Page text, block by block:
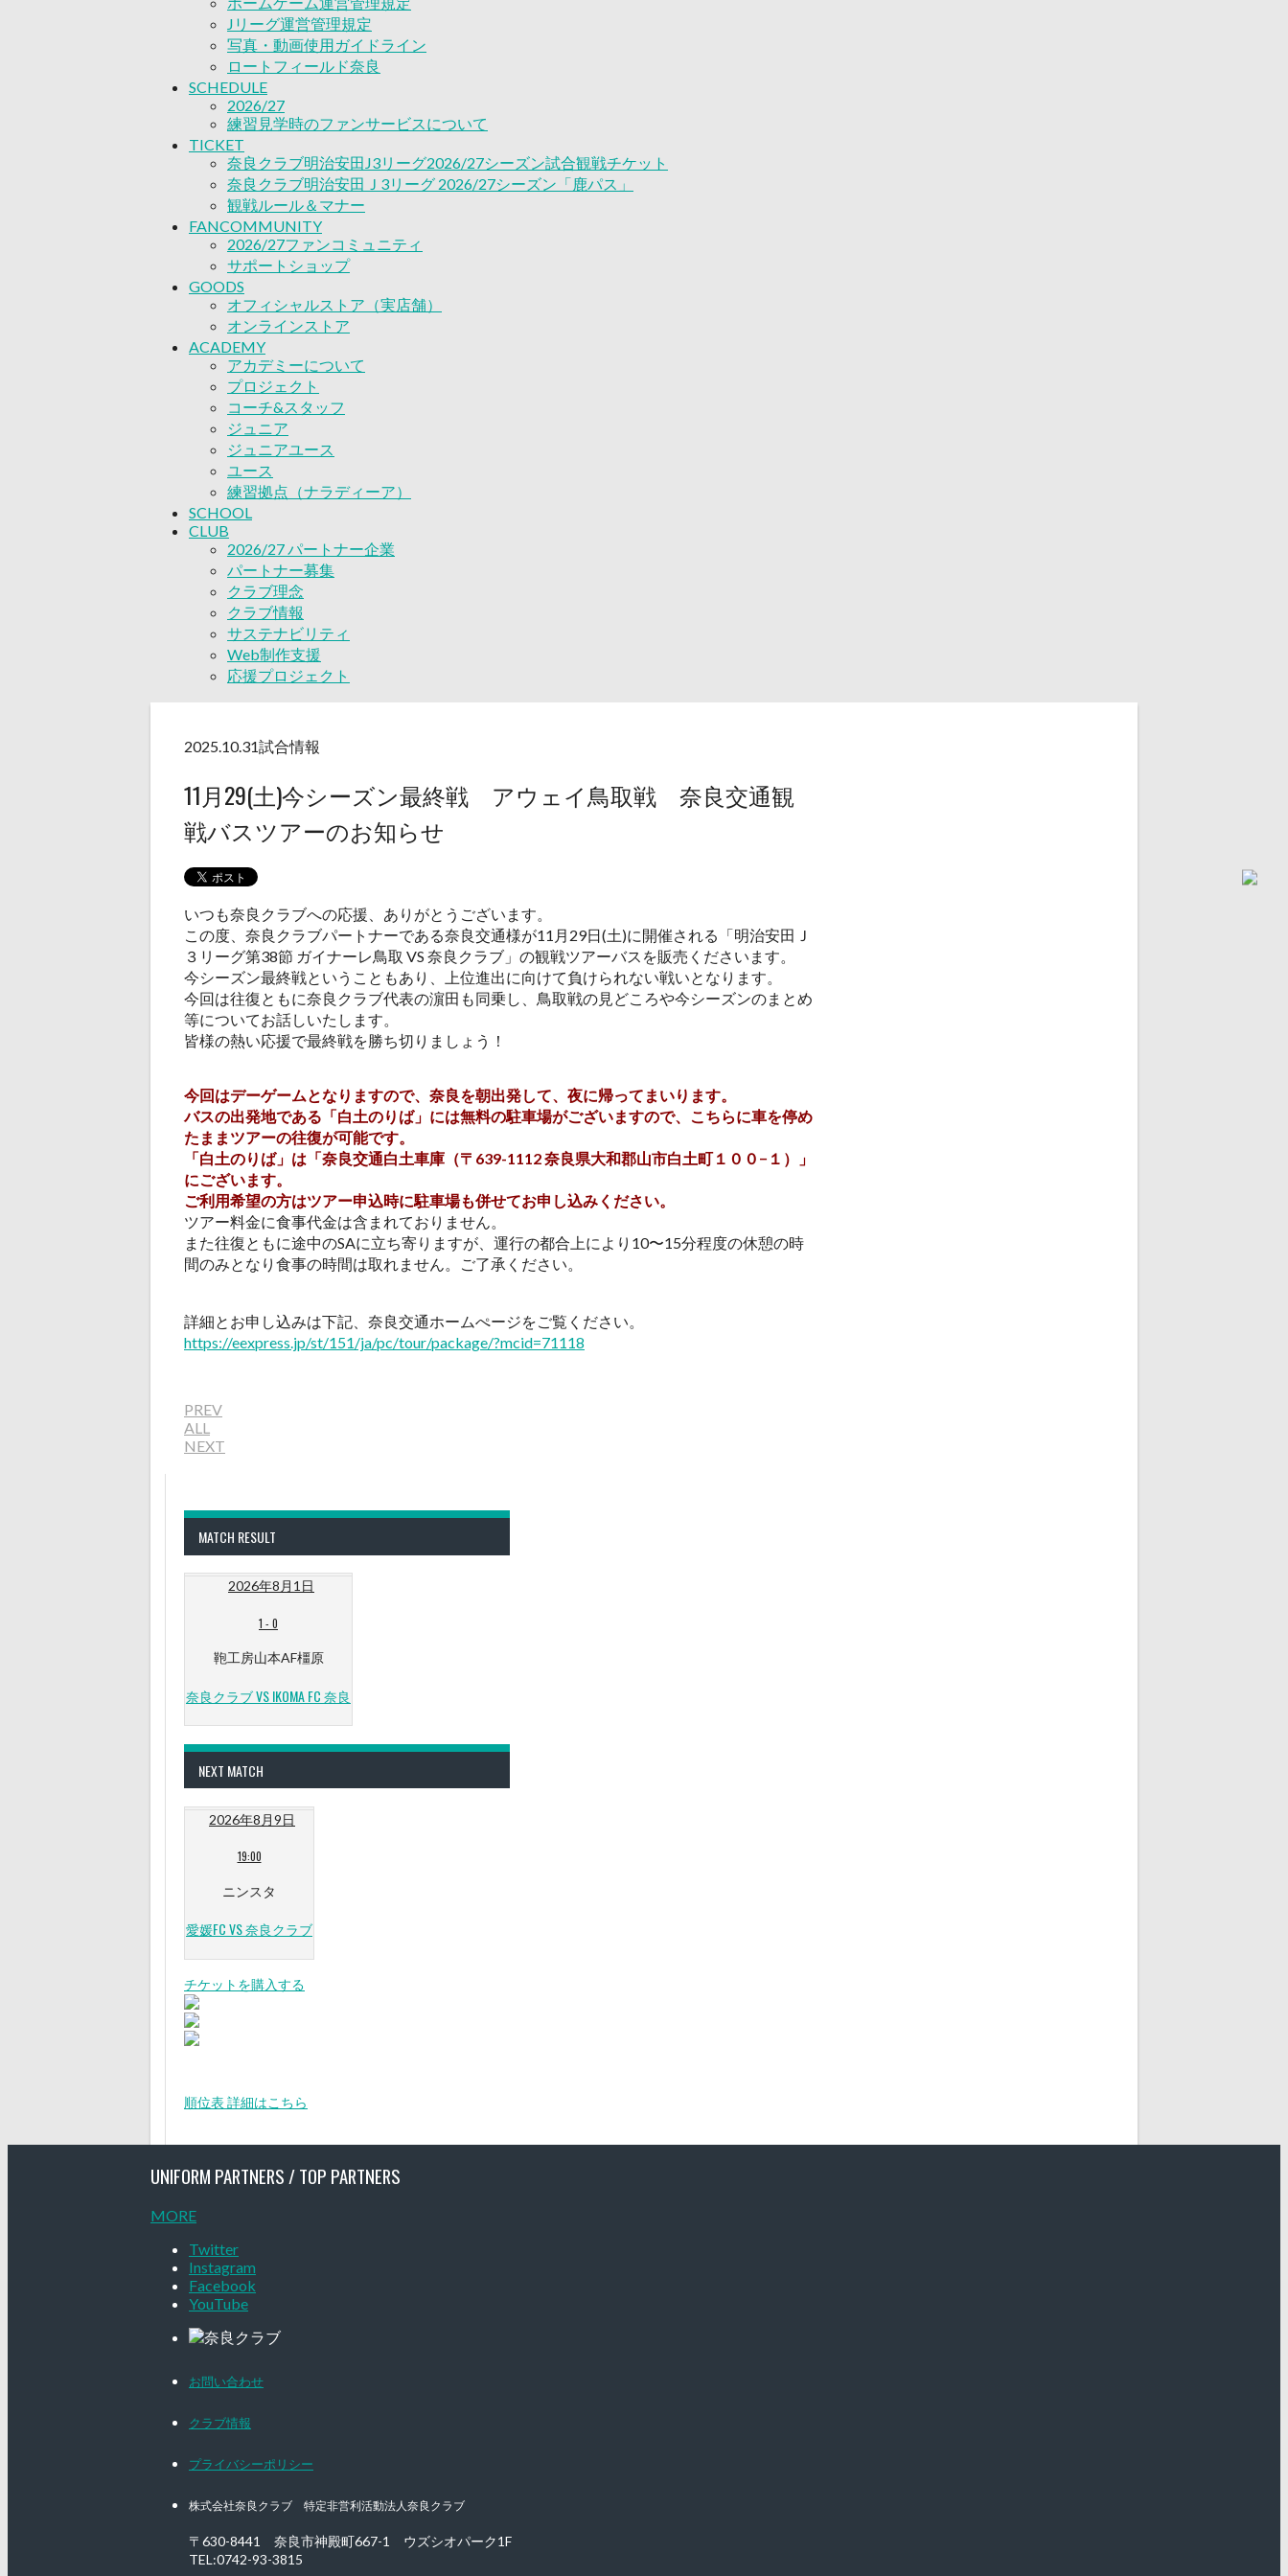
ACADEMY
アカデミーについて
プロジェクト
コーチ&スタッフ
ジュニア
ジュニアユース
ユース
練習拠点（ナラディーア）
SCHOOL
CLUB
2026/27 パートナー企業
パートナー募集
クラブ理念
クラブ情報
サステナビリティ
Web制作支援
応援プロジェクト
Jリーグ運営管理規定
写真・動画使用ガイドライン
ロートフィールド奈良
SCHEDULE
2026/27
練習見学時のファンサービスについて
TICKET
奈良クラブ明治安田J3リーグ2026/27シーズン試合観戦チケット
奈良クラブ明治安田Ｊ3リーグ 2026/27シーズン「鹿パス」
観戦ルール＆マナー
FANCOMMUNITY
2026/27ファンコミュニティ
サポートショップ
GOODS
オフィシャルストア（実店舗）
オンラインストア
ACADEMY
アカデミーについて
プロジェクト
コーチ&スタッフ
ジュニア
ジュニアユース
ユース
練習拠点（ナラディーア）
SCHOOL
CLUB
2026/27 パートナー企業
パートナー募集
クラブ理念
クラブ情報
サステナビリティ
Web制作支援
応援プロジェクト
2025.10.31試合情報
11月29(土)今シーズン最終戦 アウェイ鳥取戦 奈良交通観
戦バスツアーのお知らせ
いつも奈良クラブへの応援、ありがとうございます。
この度、奈良クラブパートナーである奈良交通様が11月29日(土)に開催される「明治安田Ｊ
３リーグ第38節 ガイナーレ鳥取 VS 奈良クラブ」の観戦ツアーバスを販売くださいます。
今シーズン最終戦ということもあり、上位進出に向けて負けられない戦いとなります。
今回は往復ともに奈良クラブ代表の濵田も同乗し、鳥取戦の見どころや今シーズンのまとめ
等についてお話しいたします。
皆様の熱い応援で最終戦を勝ち切りましょう！
今回はデーゲームとなりますので、奈良を朝出発して、夜に帰ってまいります。
バスの出発地である「白土のりば」には無料の駐車場がございますので、こちらに車を停め
たままツアーの往復が可能です。
「白土のりば」は「奈良交通白土車庫（〒639-1112 奈良県大和郡山市白土町１００−１）」
にございます。
ご利用希望の方はツアー申込時に駐車場も併せてお申し込みください。
ツアー料金に食事代金は含まれておりません。
また往復ともに途中のSAに立ち寄りますが、運行の都合上により10〜15分程度の休憩の時
間のみとなり食事の時間は取れません。ご了承ください。
詳細とお申し込みは下記、奈良交通ホームぺージをご覧ください。
https://eexpress.jp/st/151/ja/pc/tour/package/?mcid=71118
PREV
ALL
NEXT
MATCH RESULT
2026年8月1日
1 - 0
鞄工房山本AF橿原
奈良クラブ VS IKOMA FC 奈良
NEXT MATCH
2026年8月9日
19:00
ニンスタ
愛媛FC VS 奈良クラブ
チケットを購入する
順位表 詳細はこちら
UNIFORM PARTNERS / TOP PARTNERS
MORE
Twitter
Instagram
Facebook
YouTube
お問い合わせ
クラブ情報
プライバシーポリシー
株式会社奈良クラブ 特定非営利活動法人奈良クラブ
〒630-8441 奈良市神殿町667-1 ウズシオパーク1F
TEL:0742-93-3815